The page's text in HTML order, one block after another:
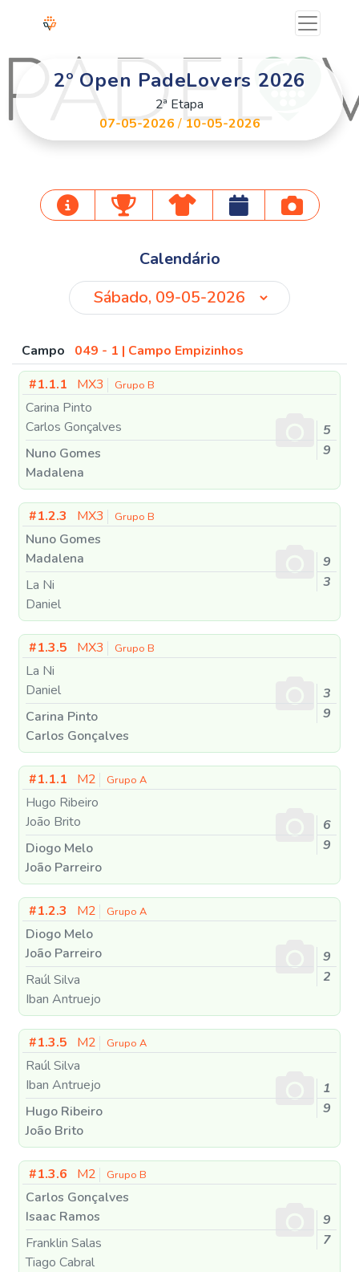
2º Open PadeLovers 2026
2ª Etapa
07-05-2026/ 10-05-2026
Calendário
Campo
049 - 1 | Campo Empizinhos
#1.1.1
MX3 Grupo B
Carina Pinto
Carlos Gonçalves
Nuno Gomes
Madalena
5
9
#1.2.3 MX3 Grupo B
Nuno Gomes
Madalena
La Ni
Daniel
9
3
#1.3.5 MX3 Grupo B
La Ni
Daniel
Carina Pinto
Carlos Gonçalves
3
9
#1.1.1 M2 Grupo A
Hugo Ribeiro
João Brito
Diogo Melo
João Parreiro
6
9
#1.2.3 M2 Grupo A
Diogo Melo
João Parreiro
Raúl Silva
Iban Antruejo
9
2
#1.3.5 M2 Grupo A
Raúl Silva
Iban Antruejo
Hugo Ribeiro
João Brito
1
9
#1.3.6 M2 Grupo B
Carlos Gonçalves
Isaac Ramos
Franklin Salas
Tiago Cabral
9
7